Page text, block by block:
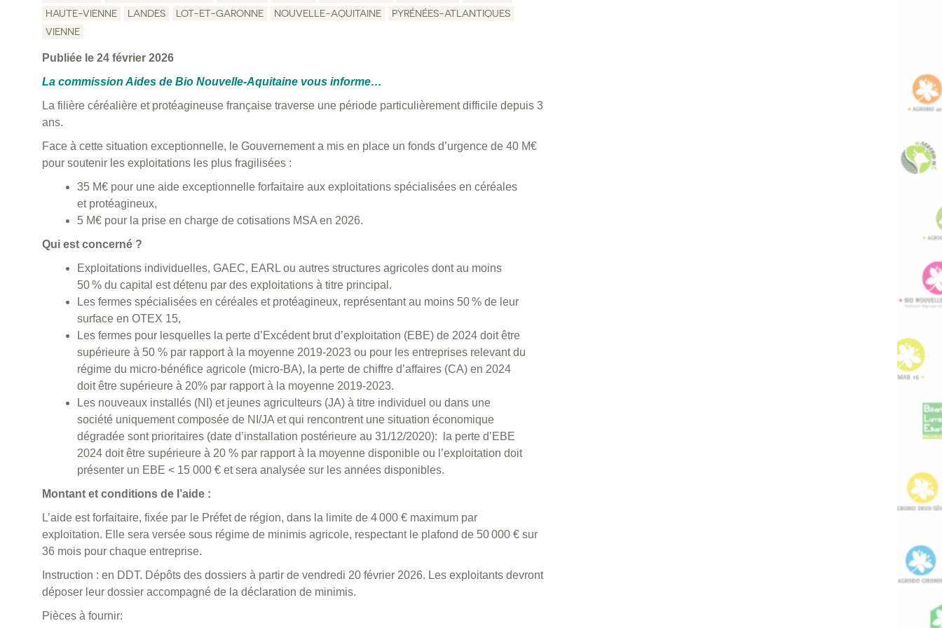
HAUTE-VIENNE
LANDES LOT-ET-GARONNE NOUVELLE-AQUITAINE
PYRÉNÉES-ATLANTIQUES
VIENNE
Publiée le 24 février 2026
La commission Aides de Bio Nouvelle-Aquitaine vous informe…
La filière céréalière et protéagineuse française traverse une période particulièrement difficile depuis 3
ans.
Face à cette situation exceptionnelle, le Gouvernement a mis en place un fonds d’urgence de 40 M€
pour soutenir les exploitations les plus fragilisées :
35 M€ pour une aide exceptionnelle forfaitaire aux exploitations spécialisées en céréales
et protéagineux,
5 M€ pour la prise en charge de cotisations MSA en 2026.
Qui est concerné ?
Exploitations individuelles, GAEC, EARL ou autres structures agricoles dont au moins
50 % du capital est détenu par des exploitations à titre principal.
Les fermes spécialisées en céréales et protéagineux, représentant au moins 50 % de leur
surface en OTEX 15,
Les fermes pour lesquelles la perte d’Excédent brut d’exploitation (EBE) de 2024 doit être
supérieure à 50 % par rapport à la moyenne 2019-2023 ou pour les entreprises relevant du
régime du micro-bénéfice agricole (micro-BA), la perte de chiffre d’affaires (CA) en 2024
doit être supérieure à 20% par rapport à la moyenne 2019-2023.
Les nouveaux installés (NI) et jeunes agriculteurs (JA) à titre individuel ou dans une
société uniquement composée de NI/JA et qui rencontrent une situation économique
dégradée sont prioritaires (date d’installation postérieure au 31/12/2020): la perte d’EBE
2024 doit être supérieure à 20 % par rapport à la moyenne disponible ou l’exploitation doit
présenter un EBE < 15 000 € et sera analysée sur les années disponibles.
Montant et conditions de l’aide :
L’aide est forfaitaire, fixée par le Préfet de région, dans la limite de 4 000 € maximum par
exploitation. Elle sera versée sous régime de minimis agricole, respectant le plafond de 50 000 € sur
36 mois pour chaque entreprise.
Instruction : en DDT. Dépôts des dossiers à partir de vendredi 20 février 2026. Les exploitants devront
déposer leur dossier accompagné de la déclaration de minimis.
Pièces à fournir: